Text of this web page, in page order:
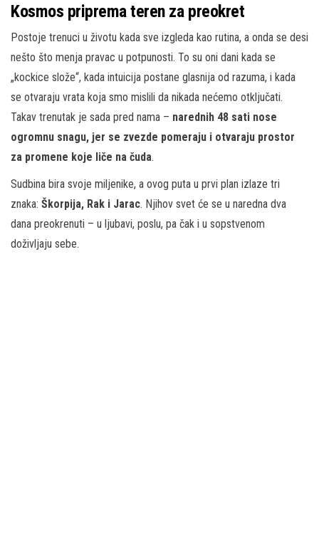
Kosmos priprema teren za preokret
Postoje trenuci u životu kada sve izgleda kao rutina, a onda se desi
nešto što menja pravac u potpunosti. To su oni dani kada se
„kockice slože“, kada intuicija postane glasnija od razuma, i kada
se otvaraju vrata koja smo mislili da nikada nećemo otključati.
Takav trenutak je sada pred nama – narednih 48 sati nose
ogromnu snagu, jer se zvezde pomeraju i otvaraju prostor
za promene koje liče na čuda.
Sudbina bira svoje miljenike, a ovog puta u prvi plan izlaze tri
znaka: Škorpija, Rak i Jarac. Njihov svet će se u naredna dva
dana preokrenuti – u ljubavi, poslu, pa čak i u sopstvenom
doživljaju sebe.